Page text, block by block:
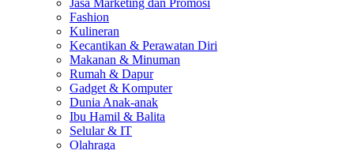
Jasa Marketing dan Promosi
Fashion
Kulineran
Kecantikan & Perawatan Diri
Makanan & Minuman
Rumah & Dapur
Gadget & Komputer
Dunia Anak-anak
Ibu Hamil & Balita
Selular & IT
Olahraga